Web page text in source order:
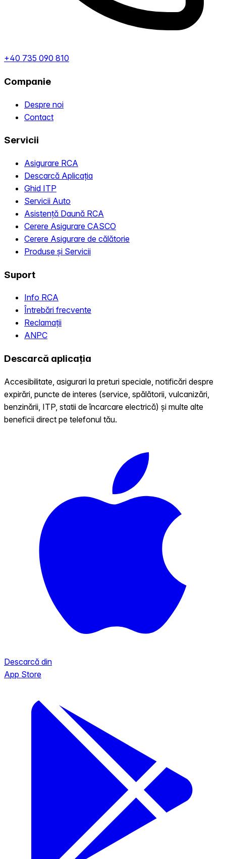
+40 735 090 810
Companie
Despre noi
Contact
Servicii
Asigurare RCA
Descarcă Aplicația
Ghid ITP
Servicii Auto
Asistență Daună RCA
Cerere Asigurare CASCO
Cerere Asigurare de călătorie
Produse și Servicii
Suport
Info RCA
Întrebări frecvente
Reclamații
ANPC
Descarcă aplicația
Accesibilitate, asigurari la preturi speciale, notificări despre
expirări, puncte de interes (service, spălătorii, vulcanizări,
benzinării, ITP, statii de încarcare electrică) și multe alte
beneficii direct pe telefonul tău.
Descarcă din
App Store